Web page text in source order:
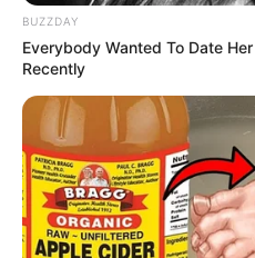
Langka Banget! 10
Katak yang Bikin
Gemes
BUZZDAY
Everybody Wanted To Date
Recently